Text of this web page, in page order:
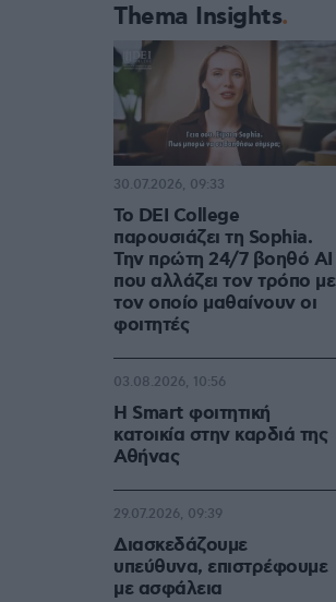
Thema Insights
Το DEI College
παρουσιάζει τη Sophia.
Την πρώτη 24/7 βοηθό AI
που αλλάζει τον τρόπο με
τον οποίο μαθαίνουν οι
φοιτητές
30.07.2026, 09:33
Η Smart φοιτητική
κατοικία στην καρδιά της
Αθήνας
03.08.2026, 10:56
Διασκεδάζουμε
υπεύθυνα, επιστρέφουμε
με ασφάλεια
29.07.2026, 09:39